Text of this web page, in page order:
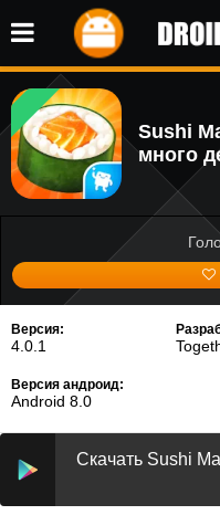
Sushi
много
Версия:
4.0.1
Версия андроид:
Android 8.0
Скачать Sushi